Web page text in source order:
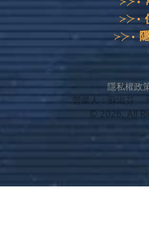
隱私權政
營業人： 蘇淑芬
© 2026, All